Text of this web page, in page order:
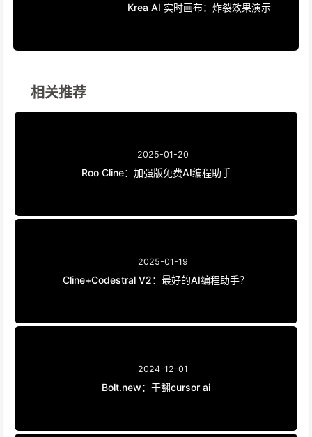
Krea AI 实时画布：炸裂效果演示
相关推荐
2025-01-20
Roo Cline：加强版免费AI编程助手
2025-01-19
Cline+Codestral V2：最好的AI编程助手？
2024-12-01
Bolt.new：干翻cursor ai